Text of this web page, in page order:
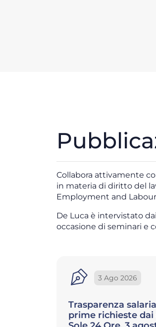
Collabora attivamente
in materia di diritto del
Employment and
De Luca è intervistato
occasione di seminari e
22 Lug 2026
Il dipendente non
i clienti verso un